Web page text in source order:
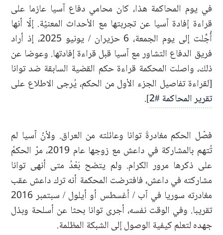
في يوم المحاكمة هذا، كان محامي دفاع آسيا عازما على
قراءة إفادة آسيا عن تجربتها مع الأحداث المعنيّة. إلّا أنها
أُجِّلت إلى يوم الجمعة، 6 حزيران / يونيو 2025، إذ أراد
فريق الدفاع التشاور مع آسيا قبل قراءة إفادتها. وعوضا عن
ذلك، واصلت المحكمة قراءة حكم القضية السابقة ضد توانا
[لقراءة تفاصيل الجزء الأول من الحكم، يُرجى الاطلاع على
تقرير المحاكمة #2 ].
فصّل الحكم مغادرةَ توانا وعائلته من العراق. ولأنّ آسيا لم
تُتهم بالمشاركة في داعش مع زوجها عام 2019، مرّ الحكمُ
على ذكرها مرور الكرام. ولم يتضح بَعْدُ متى أنهى توانا
مشاركته في داعش، فافترضت المحكمة أنه ترك داعش عقب
مغادرته سوريا في آب / أغسطس أو أيلول / سبتمبر 2016
تقريبا. وفي الوقت نفسه، أجرى توانا بحثا عن أسلحة وبذل
جهده لتعلم كيفية الوصول إلى الشبكة المظلمة.